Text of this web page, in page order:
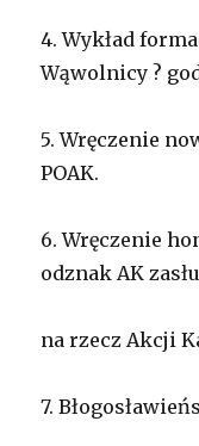
4. Wykład
Wąwolnicy ?
5. Wręczenie
POAK.
6. Wręczenie
odznak AK
na rzecz Akcji
7.